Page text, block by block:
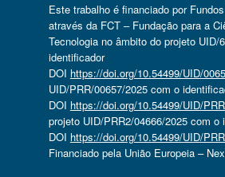
Este trabalho é financiado por
através da FCT – Fundação para a
Tecnologia no âmbito do projeto UID/
identificador
DOI https://doi.org/10.54499/UID/
UID/PRR/00657/2025 com o
DOI https://doi.org/10.54499/UID/
projeto UID/PRR2/04666/2025 com o
DOI https://doi.org/10.54499/UID/
Financiado pela União Europeia –